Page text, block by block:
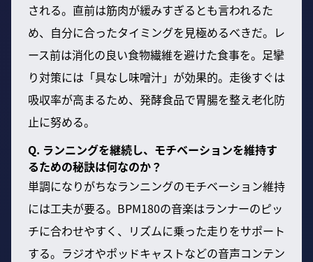
される。直前は筋肉が緩みすぎるとも言われるた
め、自分に合ったタイミングを見極めるべきだ。レ
ース前は消化の良い食物繊維を避けた食事を。足攣
り対策には「具なし味噌汁」が効果的。走後すぐは
吸収率が高まるため、発酵食品で胃腸を整え老化防
止に努める。
Q. ランニングを継続し、モチベーションを維持す
るための秘訣は何なのか？
単調になりがちなランニングのモチベーション維持
には工夫が要る。BPM180の音楽はランナーのピッ
チに合わせやすく、リズムに乗った走りをサポート
する。ラジオやポッドキャストなどの音声コンテン